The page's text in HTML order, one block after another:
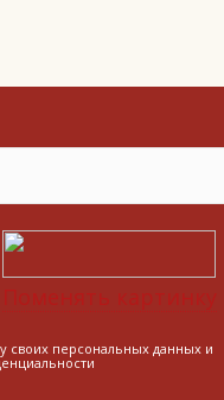
Поменять картинку
своих персональных данных и